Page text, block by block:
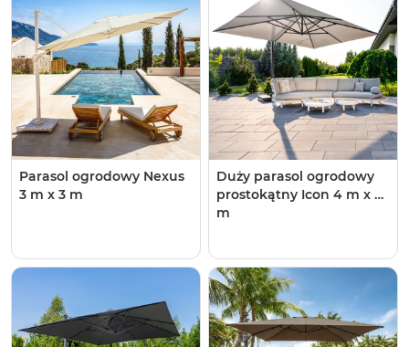
Parasol ogrodowy Nexus
3 m x 3 m
Duży parasol ogrodowy
prostokątny Icon 4 m x 3
m